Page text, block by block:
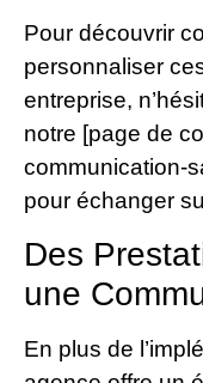
Pour découvrir
personnaliser
entreprise,
notre [page de
communication-
pour échanger
Des
une
En plus de